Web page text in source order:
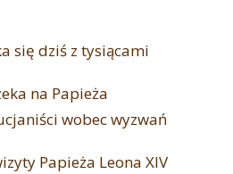
się dziś z tysiącami
na Papieża
wobec wyzwań
Papieża Leona XIV